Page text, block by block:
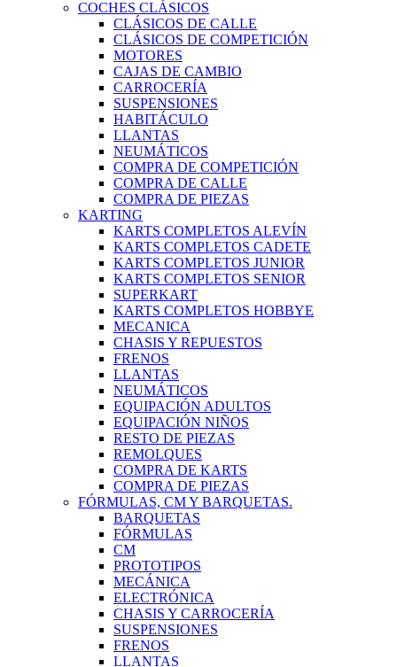
COCHES CLÁSICOS
CLÁSICOS DE CALLE
CLÁSICOS DE COMPETICIÓN
MOTORES
CAJAS DE CAMBIO
CARROCERÍA
SUSPENSIONES
HABITÁCULO
LLANTAS
NEUMÁTICOS
COMPRA DE COMPETICIÓN
COMPRA DE CALLE
COMPRA DE PIEZAS
KARTING
KARTS COMPLETOS ALEVÍN
KARTS COMPLETOS CADETE
KARTS COMPLETOS JUNIOR
KARTS COMPLETOS SENIOR
SUPERKART
KARTS COMPLETOS HOBBYE
MECANICA
CHASIS Y REPUESTOS
FRENOS
LLANTAS
NEUMÁTICOS
EQUIPACIÓN ADULTOS
EQUIPACIÓN NIÑOS
RESTO DE PIEZAS
REMOLQUES
COMPRA DE KARTS
COMPRA DE PIEZAS
FÓRMULAS, CM Y BARQUETAS.
BARQUETAS
FÓRMULAS
CM
PROTOTIPOS
MECÁNICA
ELECTRÓNICA
CHASIS Y CARROCERÍA
SUSPENSIONES
FRENOS
LLANTAS